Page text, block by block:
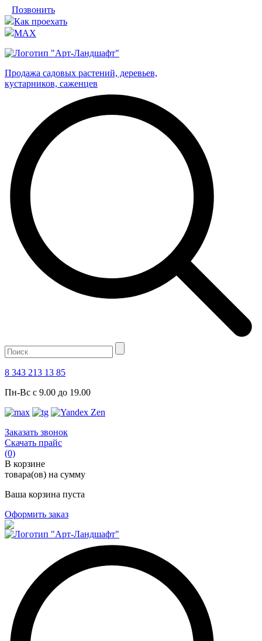
Позвонить
Как проехать
MAX
Продажа садовых растений, деревьев,
кустарников, саженцев
8 343 213 13 85
Пн-Вс с 9.00 до 19.00
Заказать звонок
Скачать прайс
(0)
В корзине
товара(ов) на сумму
Ваша корзина пуста
Оформить заказ